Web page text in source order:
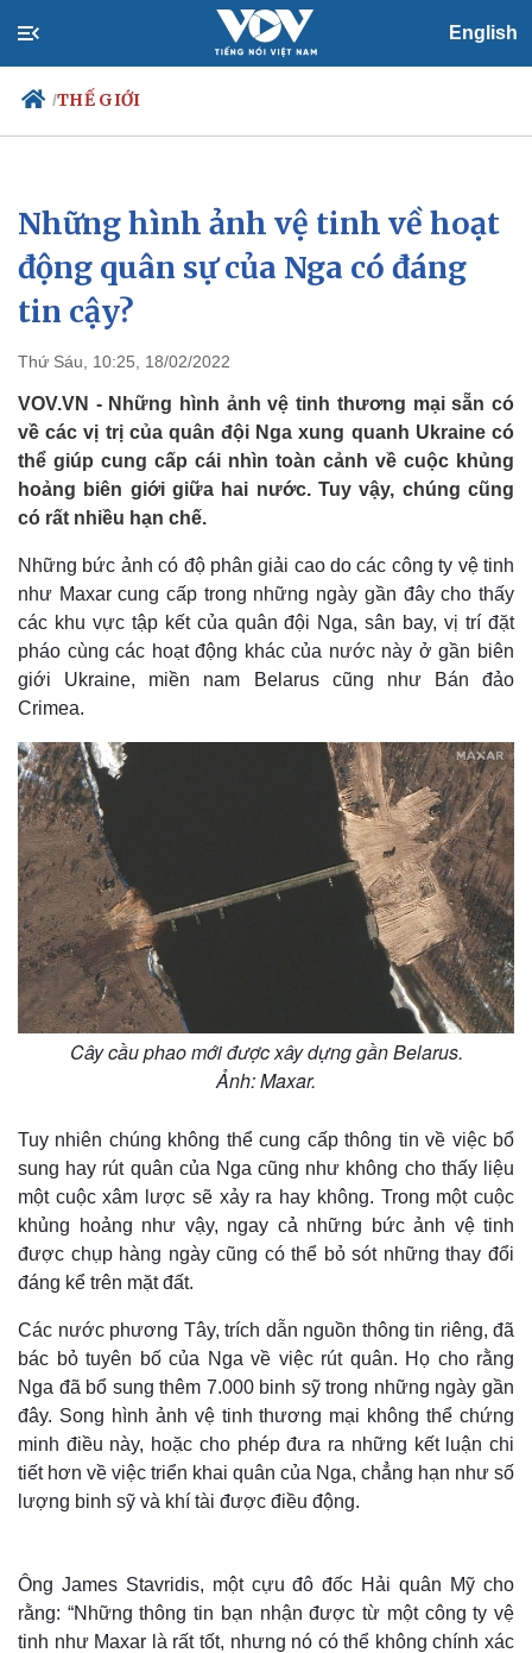
English
/THẾ GIỚI
Chính trị
Đảng
Tổ chức nhân sự
Quốc hội
Nhận diện sự thật
Xã hội
Tin 24h
Dự báo thời tiết
Những hình ảnh vệ tinh về hoạt
động quân sự của Nga có đáng
tin cậy?
Thứ Sáu, 10:25, 18/02/2022
VOV.VN - Những hình ảnh vệ tinh thương mại sẵn có
về các vị trị của quân đội Nga xung quanh Ukraine có
thể giúp cung cấp cái nhìn toàn cảnh về cuộc khủng
hoảng biên giới giữa hai nước. Tuy vậy, chúng cũng
có rất nhiều hạn chế.
Những bức ảnh có độ phân giải cao do các công ty vệ tinh
như Maxar cung cấp trong những ngày gần đây cho thấy
các khu vực tập kết của quân đội Nga, sân bay, vị trí đặt
pháo cùng các hoạt động khác của nước này ở gần biên
giới Ukraine, miền nam Belarus cũng như Bán đảo
Crimea.
Cây cầu phao mới được xây dựng gần Belarus.
Ảnh: Maxar.
Tuy nhiên chúng không thể cung cấp thông tin về việc bổ
sung hay rút quân của Nga cũng như không cho thấy liệu
một cuộc xâm lược sẽ xảy ra hay không. Trong một cuộc
khủng hoảng như vậy, ngay cả những bức ảnh vệ tinh
được chụp hàng ngày cũng có thể bỏ sót những thay đổi
đáng kể trên mặt đất.
Các nước phương Tây, trích dẫn nguồn thông tin riêng, đã
bác bỏ tuyên bố của Nga về việc rút quân. Họ cho rằng
Nga đã bổ sung thêm 7.000 binh sỹ trong những ngày gần
đây. Song hình ảnh vệ tinh thương mại không thể chứng
minh điều này, hoặc cho phép đưa ra những kết luận chi
tiết hơn về việc triển khai quân của Nga, chẳng hạn như số
lượng binh sỹ và khí tài được điều động.
Ông James Stavridis, một cựu đô đốc Hải quân Mỹ cho
rằng: “Những thông tin bạn nhận được từ một công ty vệ
tinh như Maxar là rất tốt, nhưng nó có thể không chính xác